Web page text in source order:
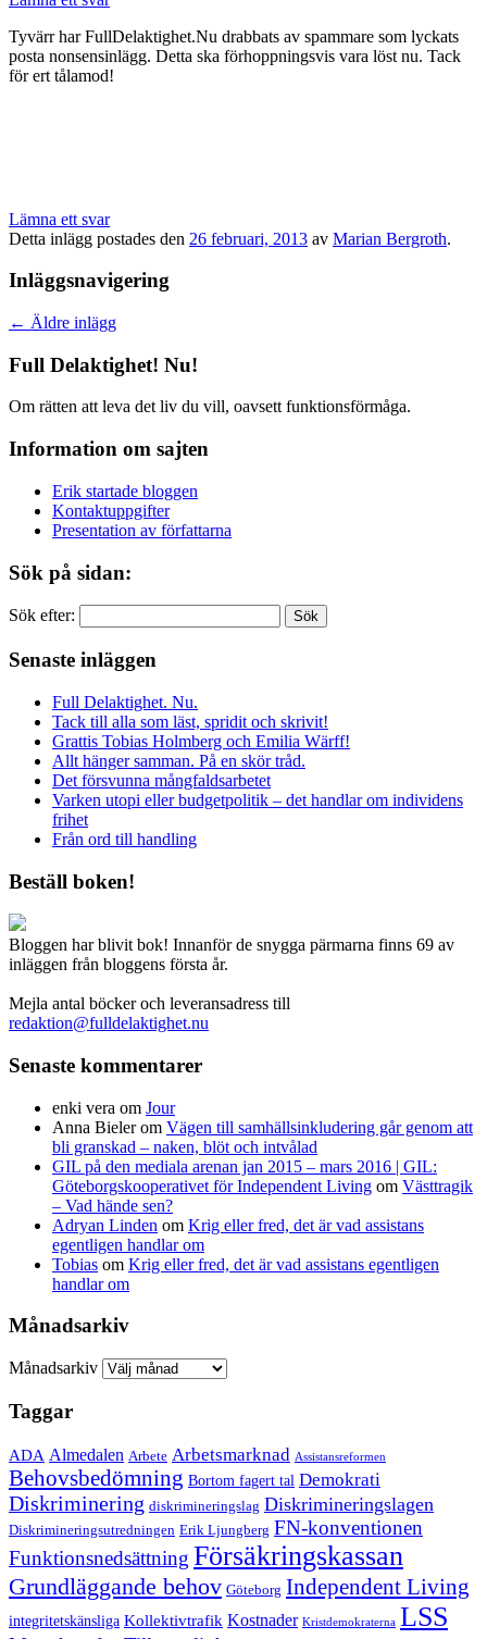
Tyvärr har FullDelaktighet.Nu drabbats av spammare som lyckats
posta nonsensinlägg. Detta ska förhoppningsvis vara löst nu. Tack
för ert tålamod!
Lämna ett svar
Detta inlägg postades den 26 februari, 2013 av Marian Bergroth.
Inläggsnavigering
← Äldre inlägg
Full Delaktighet! Nu!
Om rätten att leva det liv du vill, oavsett funktionsförmåga.
Information om sajten
Erik startade bloggen
Kontaktuppgifter
Presentation av författarna
Sök på sidan:
Sök efter:
Senaste inläggen
Full Delaktighet. Nu.
Tack till alla som läst, spridit och skrivit!
Grattis Tobias Holmberg och Emilia Wärff!
Allt hänger samman. På en skör tråd.
Det försvunna mångfaldsarbetet
Varken utopi eller budgetpolitik – det handlar om individens
frihet
Från ord till handling
Beställ boken!
Bloggen har blivit bok! Innanför de snygga pärmarna finns 69 av
inläggen från bloggens första år.
Mejla antal böcker och leveransadress till
redaktion@fulldelaktighet.nu
Senaste kommentarer
enki vera om Jour
Anna Bielerom Vägen till samhällsinkludering går genom att
bli granskad – naken, blöt och intvålad
GIL på den mediala arenan jan 2015 – mars 2016 | GIL:
Göteborgskooperativet för Independent Living om Västtragik
– Vad hände sen?
Adryan Linden om Krig eller fred, det är vad assistans
egentligen handlar om
Tobias om Krig eller fred, det är vad assistans egentligen
handlar om
Månadsarkiv
Månadsarkiv
Taggar
ADA Almedalen Arbete Arbetsmarknad Assistansreformen
Behovsbedömning Bortom fagert tal Demokrati
Diskriminering diskrimineringslag Diskrimineringslagen
Diskrimineringsutredningen Erik Ljungberg FN-konventionen
Funktionsnedsättning Försäkringskassan
Grundläggande behov Göteborg Independent Living
integritetskänsliga Kollektivtrafik Kostnader Kristdemokraterna LSS